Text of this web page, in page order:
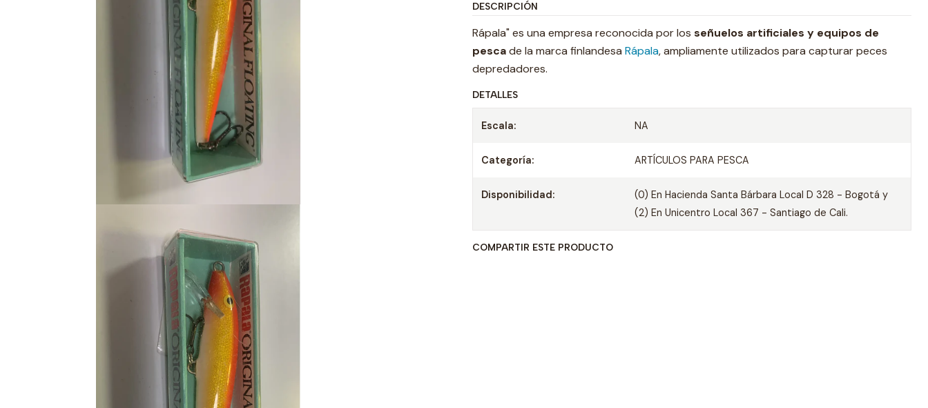
DESCRIPCIÓN
Rápala" es una empresa reconocida por los señuelos artificiales y equipos de
pescade la marca finlandesa Rápala, ampliamente utilizados para capturar peces
depredadores.
DETALLES
Escala: NA
Categoría: ARTÍCULOS PARA PESCA
Disponibilidad:
(0) En Hacienda Santa Bárbara Local D 328 - Bogotá y
(2) En Unicentro Local 367 - Santiago de Cali.
COMPARTIR ESTE PRODUCTO